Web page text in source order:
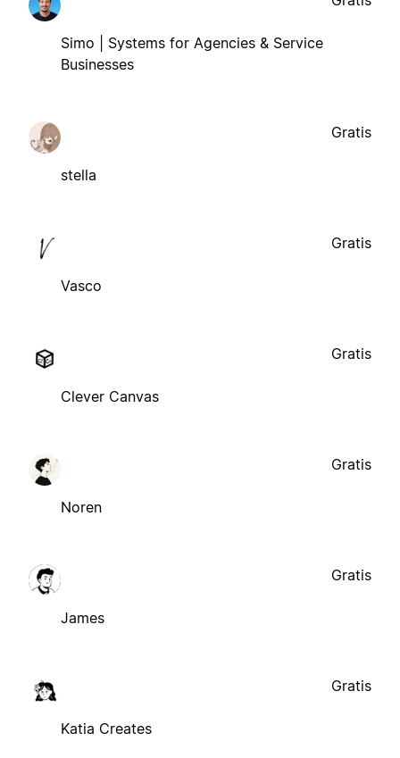
Simo | Systems for Agencies & Service
Businesses
stella
Gratis
Vasco
Gratis
Clever Canvas
Gratis
Noren
Gratis
James
Gratis
Katia Creates
Gratis